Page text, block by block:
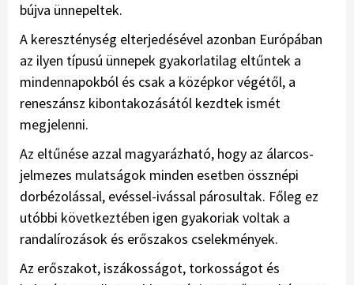
bújva ünnepeltek.
A kereszténység elterjedésével azonban Európában
az ilyen típusú ünnepek gyakorlatilag eltűntek a
mindennapokból és csak a középkor végétől, a
reneszánsz kibontakozásától kezdtek ismét
megjelenni.
Az eltűnése azzal magyarázható, hogy az álarcos-
jelmezes mulatságok minden esetben össznépi
dorbézolással, evéssel-ivással párosultak. Főleg ez
utóbbi következtében igen gyakoriak voltak a
randalírozások és erőszakos cselekmények.
Az erőszakot, iszákosságot, torkosságot és